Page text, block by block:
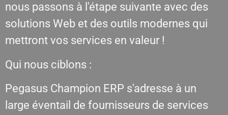
nous passons à l'étape suivante avec des
solutions Web et des outils modernes qui
mettront vos services en valeur !
Qui nous ciblons :
Pegasus Champion ERP s'adresse à un
large éventail de fournisseurs de services